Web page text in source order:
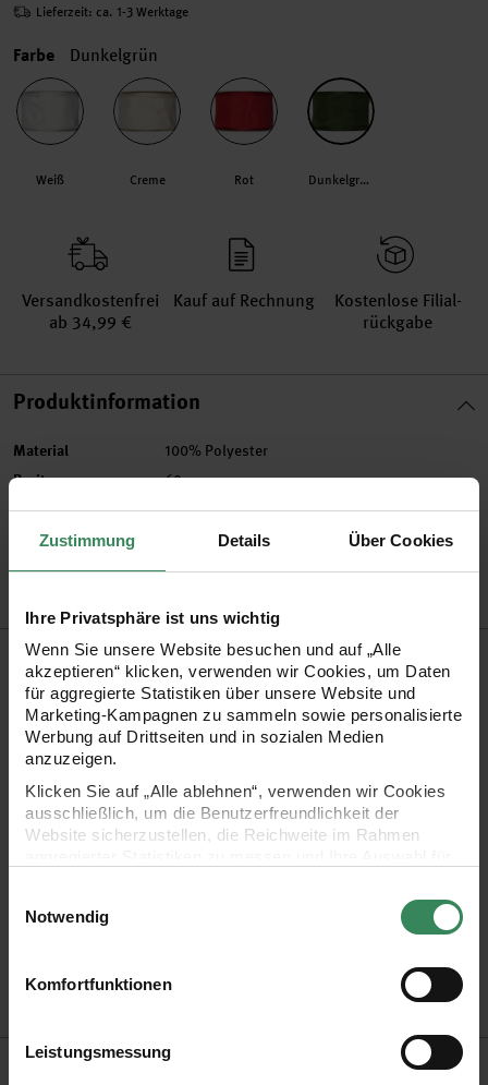
Zustimmung Details Über Cookies
Ihre Privatsphäre ist uns wichtig
Wenn Sie unsere Website besuchen und auf „Alle
akzeptieren“ klicken, verwenden wir Cookies, um Daten
für aggregierte Statistiken über unsere Website und
Marketing-Kampagnen zu sammeln sowie personalisierte
Werbung auf Drittseiten und in sozialen Medien
anzuzeigen.
Klicken Sie auf „Alle ablehnen“, verwenden wir Cookies
ausschließlich, um die Benutzerfreundlichkeit der
Website sicherzustellen, die Reichweite im Rahmen
Ihre Einwilligung ist freiwillig und kann jederzeit über den
Link „Cookie-Einstellungen“ im Fußbereich der Seite
verwendeten Technologien und den Empfängern der
Daten finden Sie in unserer Datenschutzerklärung.
Notwendig
Komfortfunktionen
Leistungsmessung
Lieferzeit: ca. 1-3 Werktage
Farbe Dunkelgrün
Weiß Creme Rot Dunkelgrün
Versand­kosten­frei
ab 34,99 €
Kauf auf Rechnung
Kosten­lose Filial­
rückgabe
Produktinformation
Material 100% Polyester
Breite 60mm
Bestell-Nr. 3600009
Produktbeschreibung
Verleihen Sie Ihren Geschenken und Dekorationen durch das
vielseitig verwendbare Drahtkantenband eine persönliche
- Zum Verpacken von Geschenken oder zum Dekorieren
- Stabiler Halt durch dünne Drähte an beiden Seiten
- Länge: 3m auf der Rolle
Hersteller